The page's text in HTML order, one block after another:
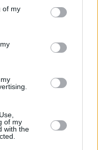
of my
of my
with the
territorio e al
della risorsa
ai consolidati rapporti di
nel rispetto dell’indirizzo
con il Piano di
Strategico 2022-2026
richiamati nel Report